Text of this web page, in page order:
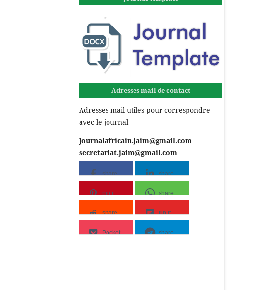
Adresses mail de contact
Adresses mail utiles pour correspondre
avec le journal
Journalafricain.jaim@gmail.com
secretariat.jaim@gmail.com
share share
pin it share
share flip it
Pocket share